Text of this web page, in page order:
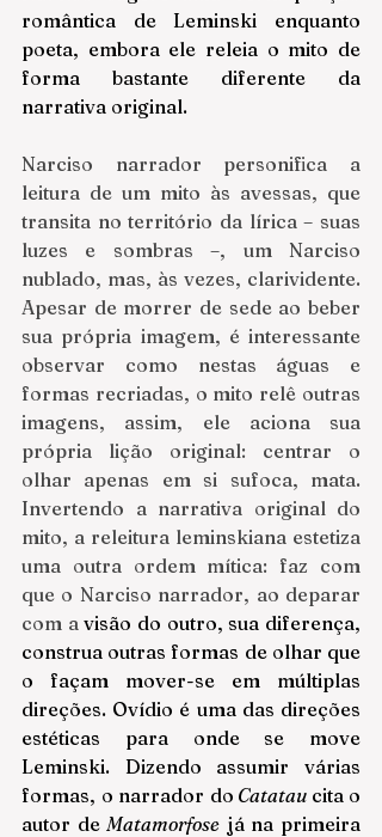
romântica de Leminski enquanto
poeta, embora ele releia o mito de
forma bastante diferente da
narrativa original.
Narciso narrador personifica a
leitura de um mito às avessas, que
transita no território da lírica – suas
luzes e sombras –, um Narciso
nublado, mas, às vezes, clarividente.
Apesar de morrer de sede ao beber
sua própria imagem, é interessante
observar como nestas águas e
formas recriadas, o mito relê outras
imagens, assim, ele aciona sua
própria lição original: centrar o
olhar apenas em si sufoca, mata.
Invertendo a narrativa original do
mito, a releitura leminskiana estetiza
uma outra ordem mítica: faz com
que o Narciso narrador, ao deparar
com a visão do outro, sua diferença,
construa outras formas de olhar que
o façam mover-se em múltiplas
direções. Ovídio é uma das direções
estéticas para onde se move
Leminski. Dizendo assumir várias
formas, o narrador do Catatau cita o
autor de Matamorfose já na primeira